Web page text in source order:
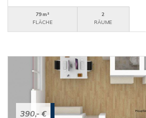
79 m²
FLÄCHE
2
RÄUME
390,- €